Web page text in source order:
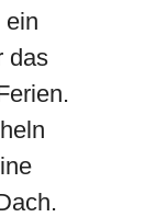
ein
das